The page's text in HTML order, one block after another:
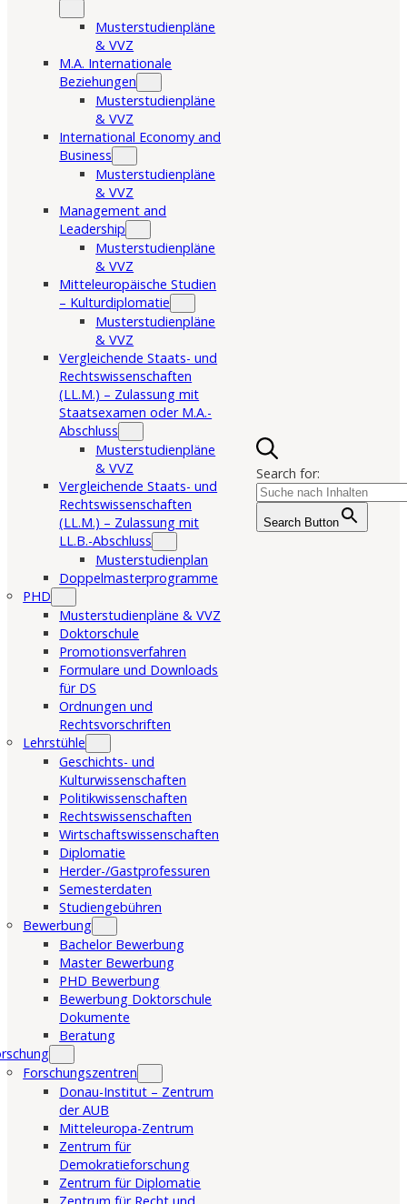
Musterstudienpläne
& VVZ
M.A. Internationale
Beziehungen
Musterstudienpläne
& VVZ
International Economy and
Business
Musterstudienpläne
& VVZ
Management and
Leadership
Musterstudienpläne
& VVZ
Mitteleuropäische Studien
– Kulturdiplomatie
Musterstudienpläne
& VVZ
Vergleichende Staats- und
Rechtswissenschaften
(LL.M.) – Zulassung mit
Staatsexamen oder M.A.-
Abschluss
Musterstudienpläne
& VVZ
Vergleichende Staats- und
Rechtswissenschaften
(LL.M.) – Zulassung mit
LL.B.-Abschluss
Musterstudienplan
Doppelmasterprogramme
PHD
Musterstudienpläne & VVZ
Doktorschule
Promotionsverfahren
Formulare und Downloads
für DS
Ordnungen und
Rechtsvorschriften
Lehrstühle
Geschichts- und
Kulturwissenschaften
Politikwissenschaften
Rechtswissenschaften
Wirtschaftswissenschaften
Diplomatie
Herder-/Gastprofessuren
Semesterdaten
Studiengebühren
Bewerbung
Bachelor Bewerbung
Master Bewerbung
PHD Bewerbung
Bewerbung Doktorschule
Dokumente
Beratung
Forschungszentren
Donau-Institut – Zentrum
der AUB
Mitteleuropa-Zentrum
Zentrum für
Demokratieforschung
Zentrum für Diplomatie
Search for:
Search Button